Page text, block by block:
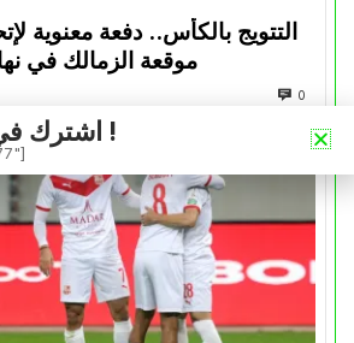
التتويج بالكأس.. دفعة معنوية
موقعة الزمالك في
0
اشترك في نشرتنا الإخبارية !